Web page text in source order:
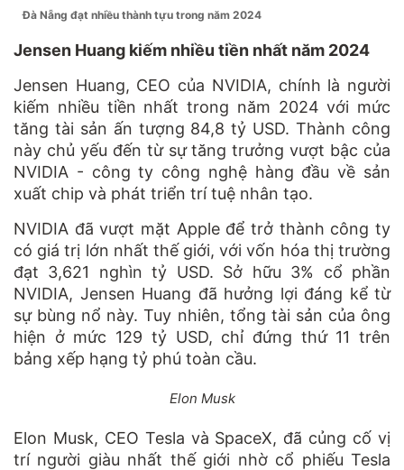
Đà Nẵng đạt nhiều thành tựu trong năm 2024
Jensen Huang kiếm nhiều tiền nhất năm 2024
Jensen Huang, CEO của NVIDIA, chính là người
kiếm nhiều tiền nhất trong năm 2024 với mức
tăng tài sản ấn tượng 84,8 tỷ USD. Thành công
này chủ yếu đến từ sự tăng trưởng vượt bậc của
NVIDIA - công ty công nghệ hàng đầu về sản
xuất chip và phát triển trí tuệ nhân tạo.
NVIDIA đã vượt mặt Apple để trở thành công ty
có giá trị lớn nhất thế giới, với vốn hóa thị trường
đạt 3,621 nghìn tỷ USD. Sở hữu 3% cổ phần
NVIDIA, Jensen Huang đã hưởng lợi đáng kể từ
sự bùng nổ này. Tuy nhiên, tổng tài sản của ông
hiện ở mức 129 tỷ USD, chỉ đứng thứ 11 trên
bảng xếp hạng tỷ phú toàn cầu.
Elon Musk
Elon Musk, CEO Tesla và SpaceX, đã củng cố vị
trí người giàu nhất thế giới nhờ cổ phiếu Tesla